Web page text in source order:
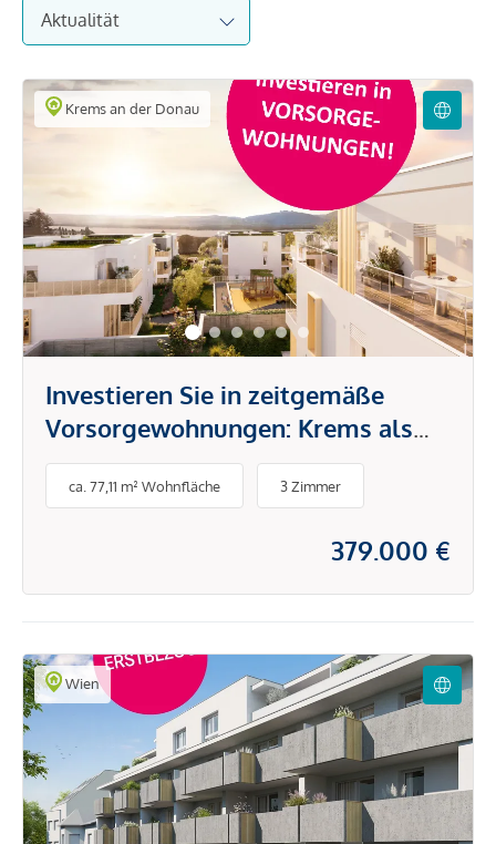
Krems an der Donau
Investieren Sie in zeitgemäße
Vorsorgewohnungen: Krems als
renditestarke Anlage!
ca. 77,11 m² Wohnfläche 3 Zimmer
379.000 €
Wien